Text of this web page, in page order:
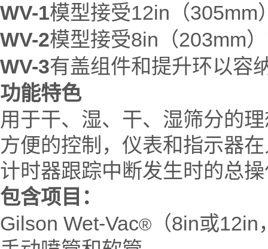
WV-1模型接受12in（305mm
WV-2模型接受8in（203mm
WV-3有盖组件和提升环以容
功能特色
用于干、湿、干、湿筛分的
方便的控制，仪表和指示器
计时器跟踪中断发生时的总
包含项目：
Gilson Wet-Vac® （8in或